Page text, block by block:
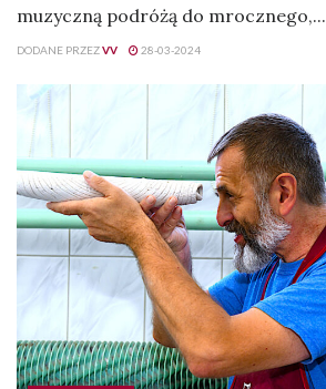
muzyczną podróżą do mrocznego,...
DODANE PRZEZVV 28-03-2024